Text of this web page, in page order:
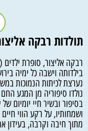
תולדות רבקה
בילדותה וישבה כל ימיה
נערצת לכיתות הנמוכות
נולדו סיפוריה מן המגע
בסיפור ובשיר חיי יומיום
ושמחותיו, על רקע הווי
מתוך חיבה וקרבה, בעידון